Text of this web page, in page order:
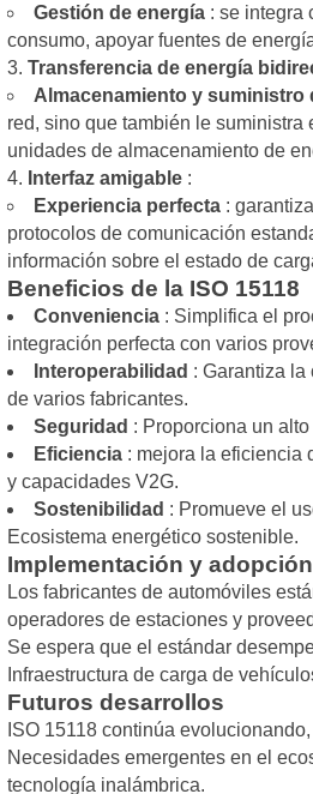
Gestión de energía: se integra
consumo, apoyar fuentes de
Transferencia de energía
Almacenamiento y suministro
red, sino que también le
unidades de almacenamiento de
Interfaz amigable:
Experiencia perfecta:
protocolos de comunicación
información sobre el estado de
Beneficios de la ISO 15118
Conveniencia: Simplifica el
integración perfecta con varios
Interoperabilidad : Garantiza
de varios fabricantes.
Seguridad : Proporciona un
Eficiencia: mejora la eficiencia
y capacidades V2G.
Sostenibilidad : Promueve el
Ecosistema energético sostenible.
Implementación y adopción
Los fabricantes de automóviles
operadores de estaciones y
Se espera que el estándar
Infraestructura de carga de
Futuros desarrollos
ISO 15118 continúa
Necesidades emergentes en el
tecnología inalámbrica.